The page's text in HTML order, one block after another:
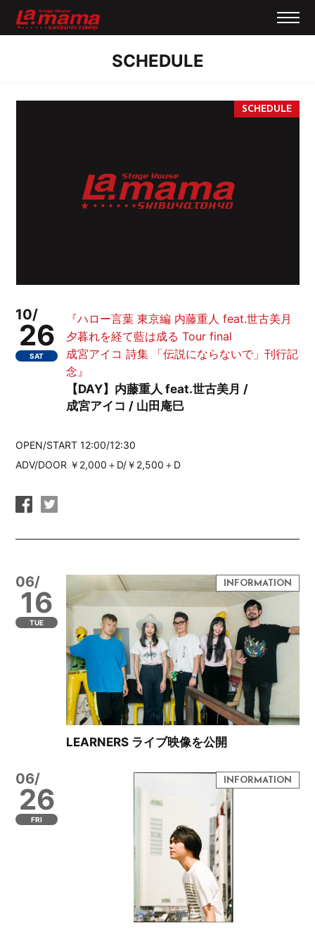
SCHEDULE
10/
26
SAT
『ハロー言葉 東京編 内藤重人 feat.世古美月
夕暮れを経て藍は成る Tour final
成宮アイコ 詩集 「伝説にならないで」刊行記
念』
【DAY】内藤重人 feat.世古美月 /
成宮アイコ / 山田庵巳
OPEN/START 12:00/12:30
ADV/DOOR ￥2,000＋D/￥2,500＋D
06/
16
TUE
LEARNERS ライブ映像を公開
06/
26
FRI